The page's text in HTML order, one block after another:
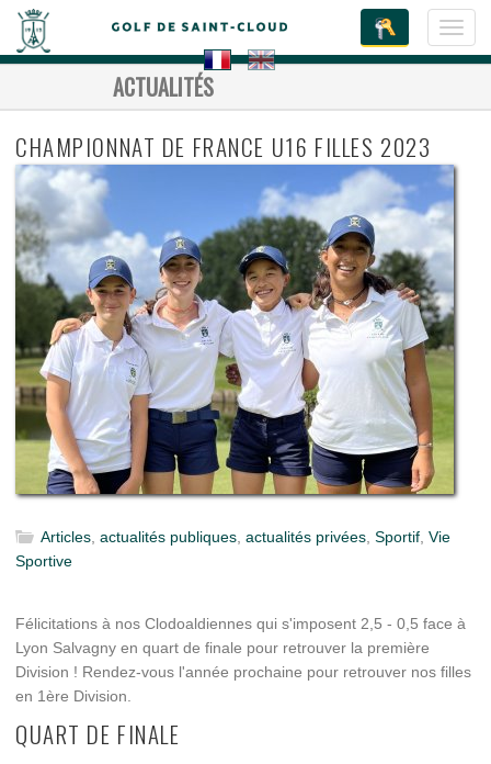
ACTUALITÉS
CHAMPIONNAT DE FRANCE U16 FILLES 2023
Articles actualités publiques actualités privées Sportif Vie
Sportive
Félicitations à nos Clodoaldiennes qui s'imposent 2,5 - 0,5 face à
Lyon Salvagny en quart de finale pour retrouver la première
Division ! Rendez-vous l'année prochaine pour retrouver nos filles
en 1ère Division.
QUART DE FINALE